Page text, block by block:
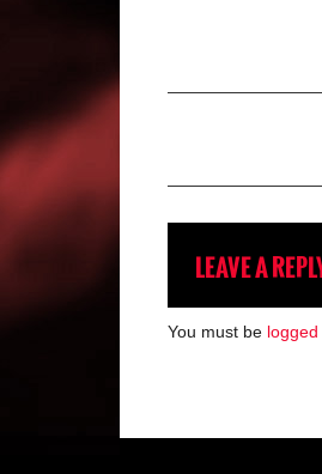
LEAVE A
You must be logged